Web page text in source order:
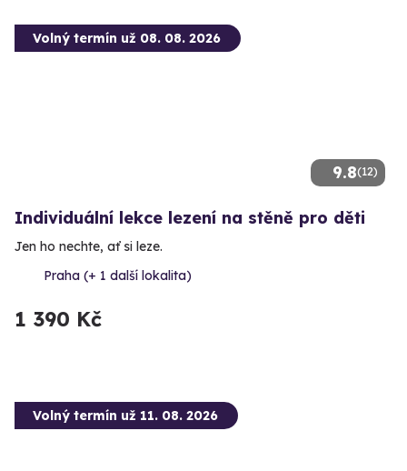
9.8(12)
Volný termín už 08. 08. 2026
Individuální lekce lezení na stěně pro děti
Jen ho nechte, ať si leze.
Praha (+ 1 další lokalita)
1 390 Kč
Volný termín už 11. 08. 2026